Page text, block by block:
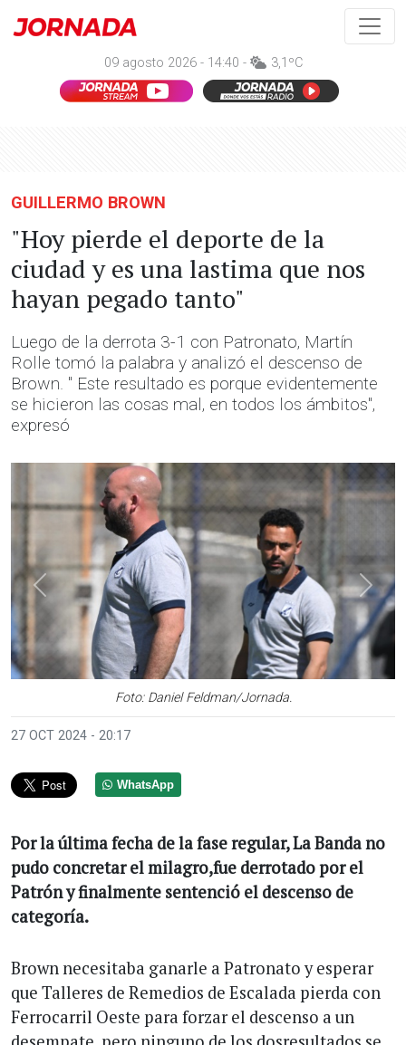
09 agosto 2026 - 14:40 - 3,1ºC
GUILLERMO BROWN
"Hoy pierde el deporte de la
ciudad y es una lastima que nos
hayan pegado tanto"
Luego de la derrota 3-1 con Patronato, Martín
Rolle tomó la palabra y analizó el descenso de
Brown. " Este resultado es porque evidentemente
se hicieron las cosas mal, en todos los ámbitos",
expresó
Foto: Daniel Feldman/Jornada.
Anterior
27 OCT 2024 - 20:17
WhatsApp
Por la última fecha de la fase regular, La Banda no
pudo concretar el milagro,fue derrotado por el
Patrón y finalmente sentenció el descenso de
categoría.
Brown necesitaba ganarle a Patronato y esperar
que Talleres de Remedios de Escalada pierda con
Ferrocarril Oeste para forzar el descenso a un